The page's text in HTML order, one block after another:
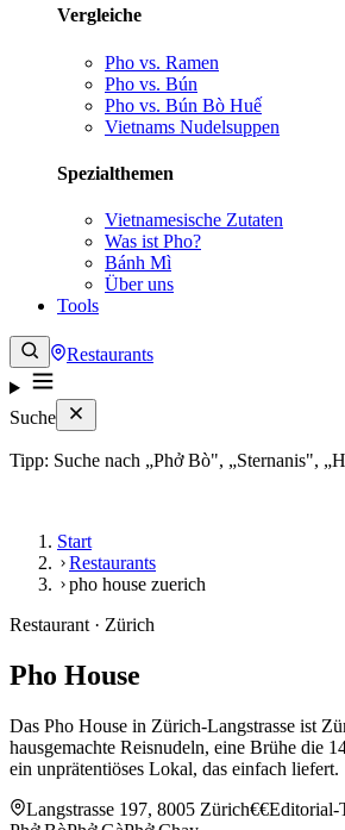
Vergleiche
Pho vs. Ramen
Pho vs. Bún
Pho vs. Bún Bò Huế
Vietnams Nudelsuppen
Spezialthemen
Vietnamesische Zutaten
Was ist Pho?
Bánh Mì
Über uns
Tools
Restaurants
Suche
Tipp: Suche nach „Phở Bò", „Sternanis",
Start
Restaurants
pho house zuerich
Restaurant · Zürich
Pho House
Das Pho House in Zürich-Langstrasse ist
hausgemachte Reisnudeln, eine Brühe die
ein unprätentiöses Lokal, das einfach liefert.
Langstrasse 197, 8005 Zürich€€Editorial-